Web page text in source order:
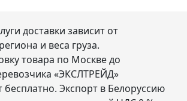
доставки зависит от
и веса груза.
товара по Москве до
«ЭКСЛТРЕЙД»
бесплатно. Экспорт в Белоруссию